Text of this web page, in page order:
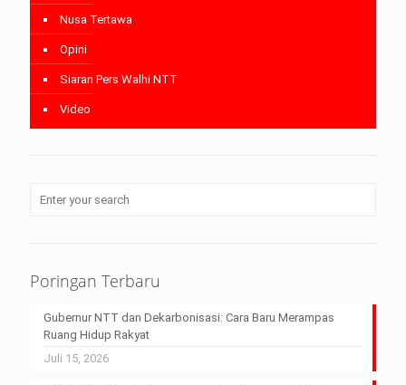
Nusa Tertawa
Opini
Siaran Pers Walhi NTT
Video
Poringan Terbaru
Gubernur NTT dan Dekarbonisasi: Cara Baru Merampas
Ruang Hidup Rakyat
Juli 15, 2026